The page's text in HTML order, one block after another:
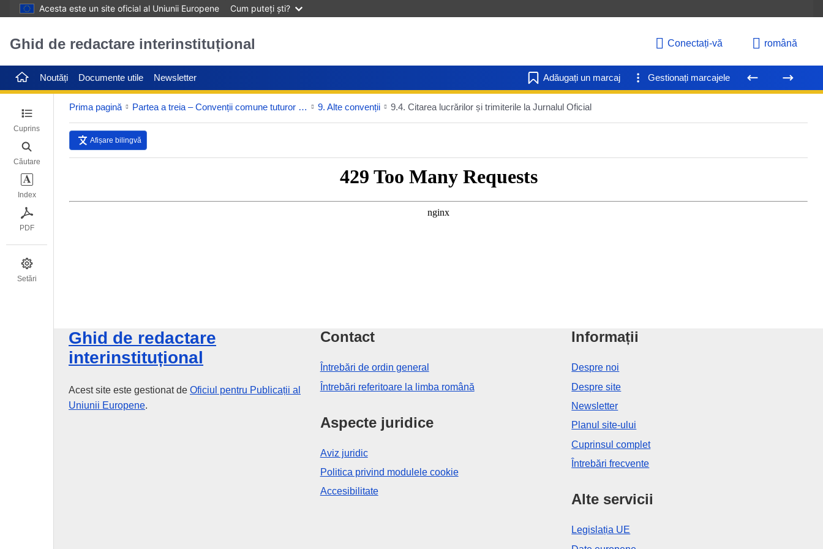
Acesta este un site oficial al Uniunii Europene Cum puteți ști?
Ghid de redactare interinstituțional Conectați-vă română
Noutăți Documente utile Newsletter Adăugați un marcaj Gestionați marcajele
Cuprins
Căutare
Index
PDF
Setări
Prima pagină Partea a treia – Convenții comune tuturor limbilor 9. Alte convenții 9.4. Citarea lucrărilor și trimiterile la Jurnalul Oficial
Afișare bilingvă
Ghid de redactare
interinstituțional
Acest site este gestionat de Oficiul pentru Publicații al
Uniunii Europene.
Contact
Întrebări de ordin general
Întrebări referitoare la limba română
Aspecte juridice
Aviz juridic
Politica privind modulele cookie
Accesibilitate
Informații
Despre noi
Despre site
Newsletter
Planul site-ului
Cuprinsul complet
Întrebări frecvente
Alte servicii
Legislația UE